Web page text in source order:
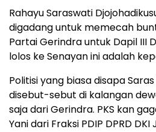
Rahayu Saraswati
digadang untuk memecah
Partai Gerindra untuk Dapil III
lolos ke Senayan ini adalah
Politisi yang biasa disapa
disebut-sebut di kalangan
saja dari Gerindra. PKS kan
Yani dari Fraksi PDIP DPRD